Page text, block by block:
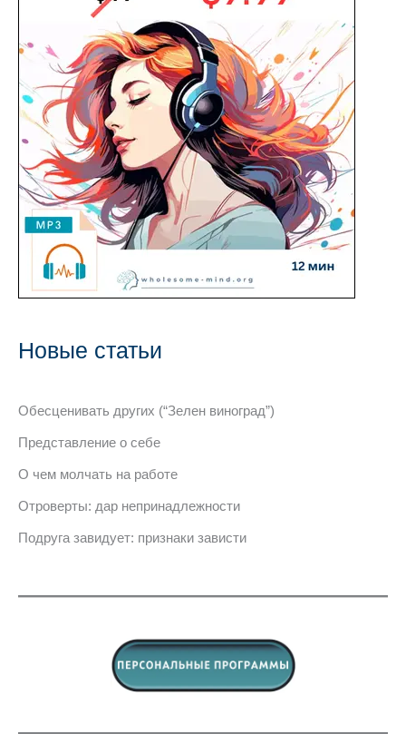
Новые статьи
Обесценивать других (“Зелен виноград”)
Представление о себе
О чем молчать на работе
Отроверты: дар непринадлежности
Подруга завидует: признаки зависти